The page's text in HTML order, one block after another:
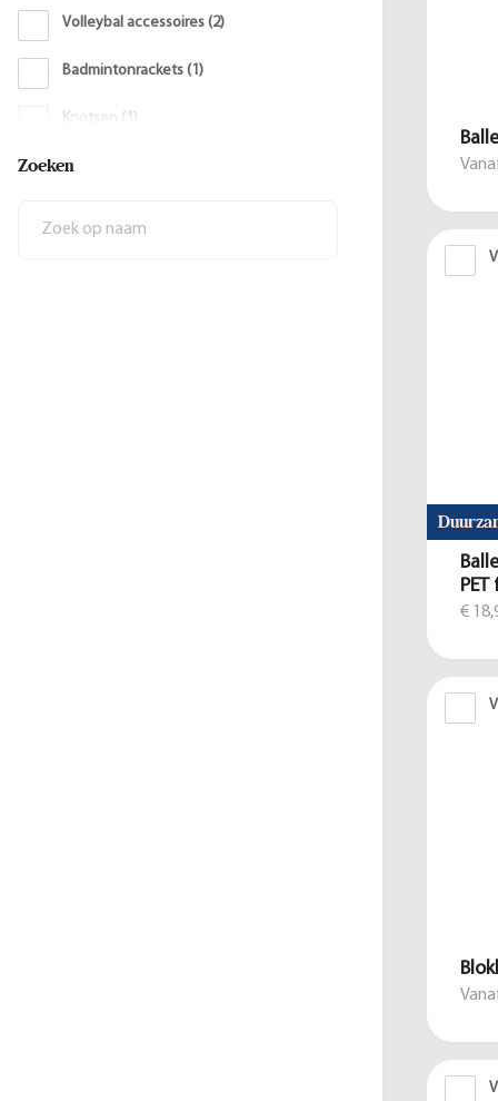
Volleybal accessoires (2)
Badmintonrackets (1)
Knotsen ( 1 )
Rolcontainers
Zoeken
PET
€